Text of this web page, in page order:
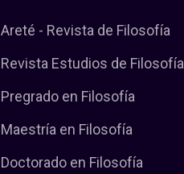
Areté - Revista de Filosofía
Revista Estudios de Filosofía
Pregrado en Filosofía
Maestría en Filosofía
Doctorado en Filosofía